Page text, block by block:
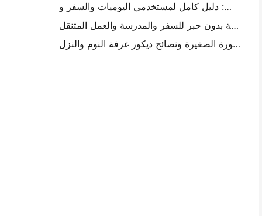
كيفية اختيار طابعة صور جيب: دليل كامل لمستخدمي اليوميات والسفر و iPhone
أفضل طابعة محمولة بدون حبر للسفر والمدرسة والعمل المتنقل: Hanin MT620 Pro Review
أفكار تصميم جدار الصورة الصغيرة ونصائح ديكور غرفة النوم والنزل